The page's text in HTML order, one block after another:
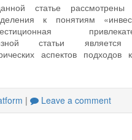
статье рассмотрены
к понятиям
статьи является
аспектов подходов
| Leave a comment